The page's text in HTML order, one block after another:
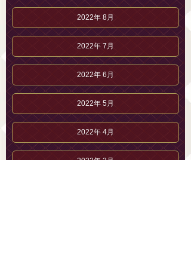
2022年 8月
2022年 7月
2022年 6月
2022年 5月
2022年 4月
2022年 3月